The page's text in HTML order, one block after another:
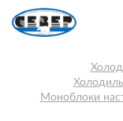
Моноблоки